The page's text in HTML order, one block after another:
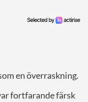
en överraskning.
fortfarande färsk